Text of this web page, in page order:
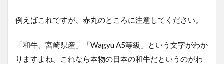
例えばこれですが、赤丸のところに注意してください。
「和牛 、宮崎県産」「Wagyu A5等級」という文字がわか
りますよね。これなら本物の日本の和牛だというのがわ